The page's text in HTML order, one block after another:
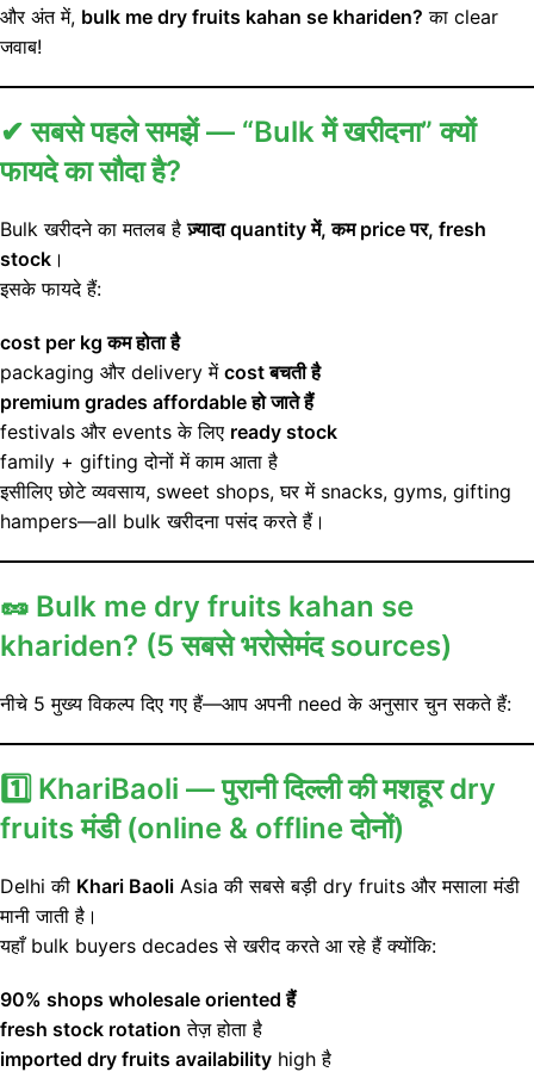
और अंत में, bulk me dry fruits kahan se khariden? का clear
जवाब!
✔ सबसे पहले समझें — “Bulk में खरीदना” क्यों
फायदे का सौदा है?
Bulk खरीदने का मतलब हैज़्यादा quantity में, कम price पर, fresh
stock ।
इसके फायदे हैं:
cost per kg कम होता है
packaging और delivery में cost बचती है
premium grades affordable हो जाते हैं
festivals और events के लिए ready stock
family + gifting दोनों में काम आता है
इसीलिए छोटे व्यवसाय, sweet shops, घर में snacks, gyms, gifting
hampers—all bulk खरीदना पसंद करते हैं।
🥜 Bulk me dry fruits kahan se
khariden? (5 सबसे भरोसेमंद sources)
नीचे 5 मुख्य विकल्प दिए गए हैं—आप अपनी need के अनुसार चुन सकते हैं:
1️⃣ KhariBaoli — पुरानी दिल्ली की मशहूर dry
fruits मंडी (online & offline दोनों)
Delhi की Khari Baoli Asia की सबसे बड़ी dry fruits और मसाला मंडी
मानी जाती है।
यहाँ bulk buyers decades से खरीद करते आ रहे हैं क्योंकि:
90% shops wholesale oriented हैं
fresh stock rotation तेज़ होता है
imported dry fruits availability high है